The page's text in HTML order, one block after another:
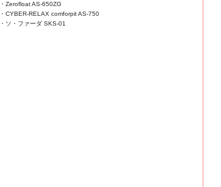
・Zerofloat AS-650ZG
・CYBER-RELAX comforpit AS-750
・ソ・ファーダ SKS-01